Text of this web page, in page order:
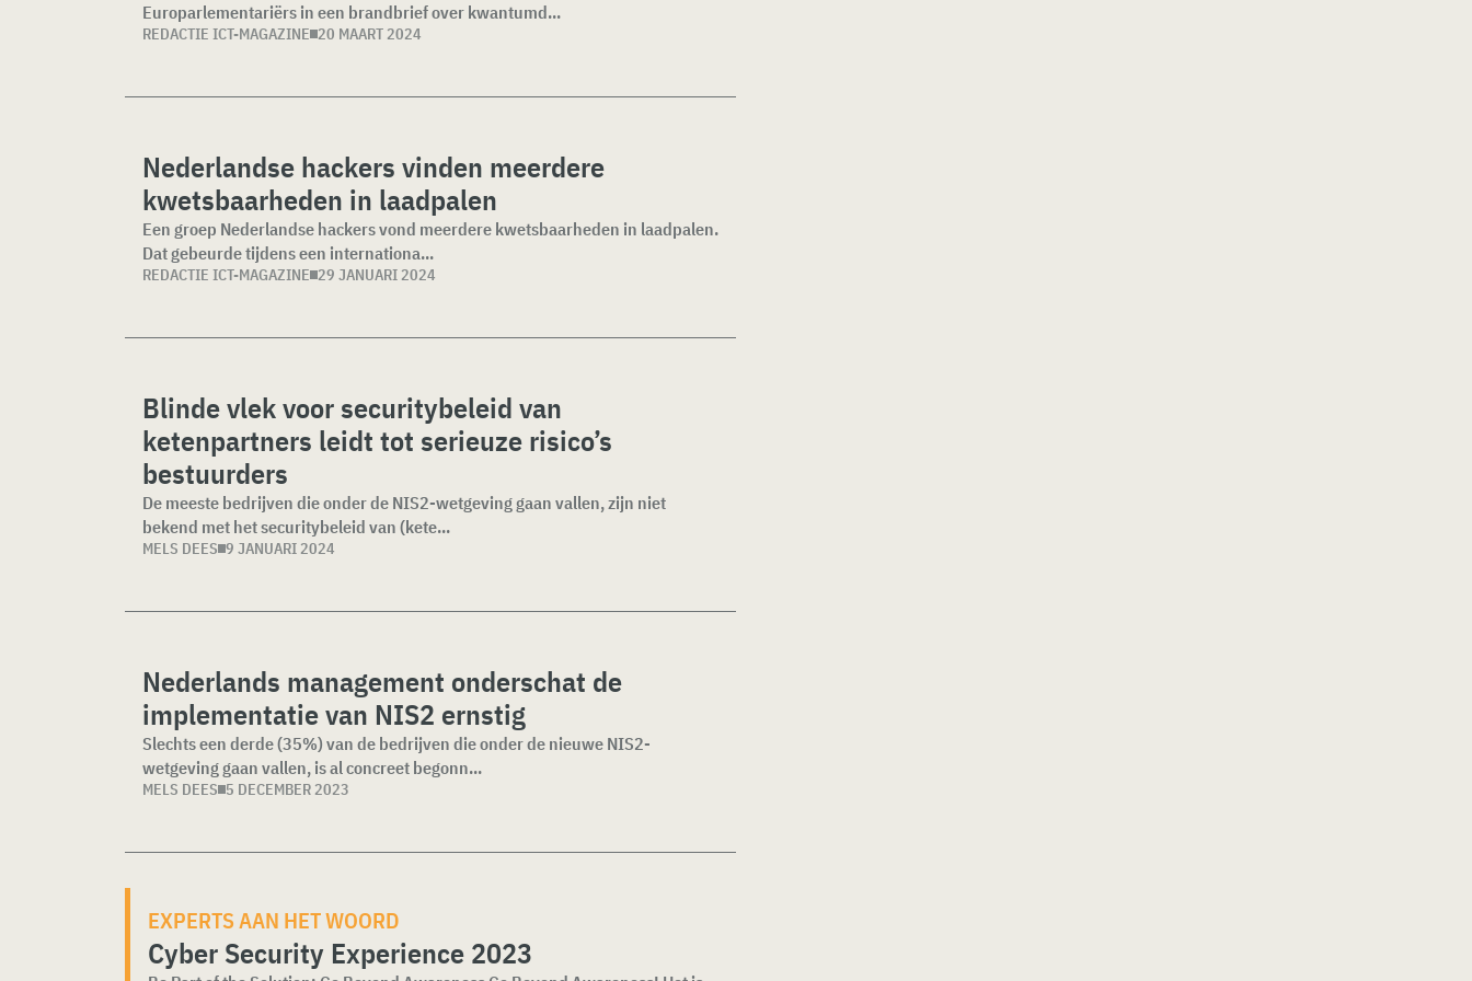
Europarlementariërs in een brandbrief over kwantumd...
REDACTIE ICT-MAGAZINE 20 MAART 2024
Nederlandse hackers vinden meerdere
kwetsbaarheden in laadpalen
Een groep Nederlandse hackers vond meerdere kwetsbaarheden in laadpalen.
Dat gebeurde tijdens een internationa...
REDACTIE ICT-MAGAZINE 29 JANUARI 2024
Blinde vlek voor securitybeleid van
ketenpartners leidt tot serieuze risico’s
bestuurders
De meeste bedrijven die onder de NIS2-wetgeving gaan vallen, zijn niet
bekend met het securitybeleid van (kete...
MELS DEES 9 JANUARI 2024
Nederlands management onderschat de
implementatie van NIS2 ernstig
Slechts een derde (35%) van de bedrijven die onder de nieuwe NIS2-
wetgeving gaan vallen, is al concreet begonn...
MELS DEES 5 DECEMBER 2023
EXPERTS AAN HET WOORD
Cyber Security Experience 2023